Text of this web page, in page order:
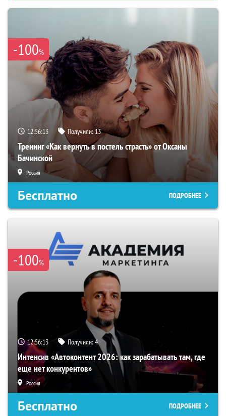
-100%
12:56:12 Получили:13
Тренинг «Как вернуть в постель страсть» от Оксаны
Бачинской
Россия
Бесплатно ПОДРОБНЕЕ
-100%
12:56:12 Получили:4
Интенсив «Автоконтент 2026: как зарабатывать там, где
еще нет конкурентов»
Россия
Бесплатно ПОДРОБНЕЕ